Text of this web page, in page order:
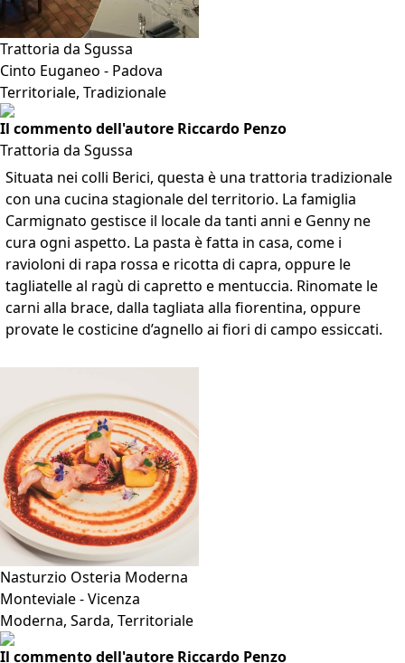
Trattoria da Sgussa
Cinto Euganeo - Padova
Territoriale, Tradizionale
Il commento dell'autore Riccardo Penzo
Trattoria da Sgussa
Situata nei colli Berici, questa è una trattoria tradizionale
con una cucina stagionale del territorio. La famiglia
Carmignato gestisce il locale da tanti anni e Genny ne
cura ogni aspetto. La pasta è fatta in casa, come i
ravioloni di rapa rossa e ricotta di capra, oppure le
tagliatelle al ragù di capretto e mentuccia. Rinomate le
carni alla brace, dalla tagliata alla fiorentina, oppure
provate le costicine d’agnello ai fiori di campo essiccati.
Nasturzio Osteria Moderna
Monteviale - Vicenza
Moderna, Sarda, Territoriale
Il commento dell'autore Riccardo Penzo